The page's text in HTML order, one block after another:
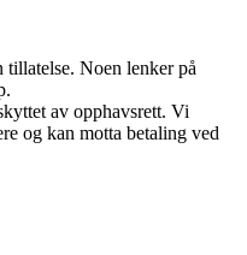
Noen lenker på
av opphavsrett. Vi
og kan motta betaling ved